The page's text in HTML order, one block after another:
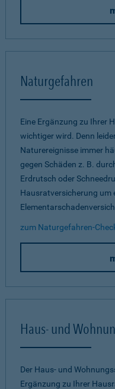
Naturgefahren
Eine Ergänzung zu Ihrer
wichtiger wird. Denn
Naturereignisse immer
gegen Schäden z. B.
Erdrutsch oder
Hausratversicherung um
zum Naturgefahren-
Haus- und
Der Haus- und
Ergänzung zu Ihrer